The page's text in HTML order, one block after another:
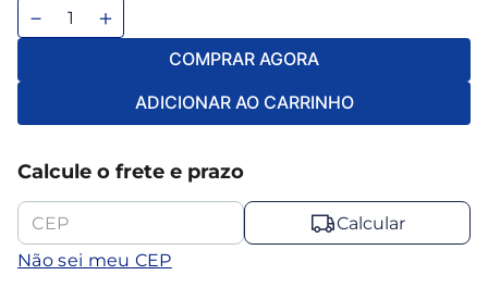
＋
－
COMPRAR AGORA
ADICIONAR AO CARRINHO
Calcule o frete e prazo
Calcular
Não sei meu CEP
cama